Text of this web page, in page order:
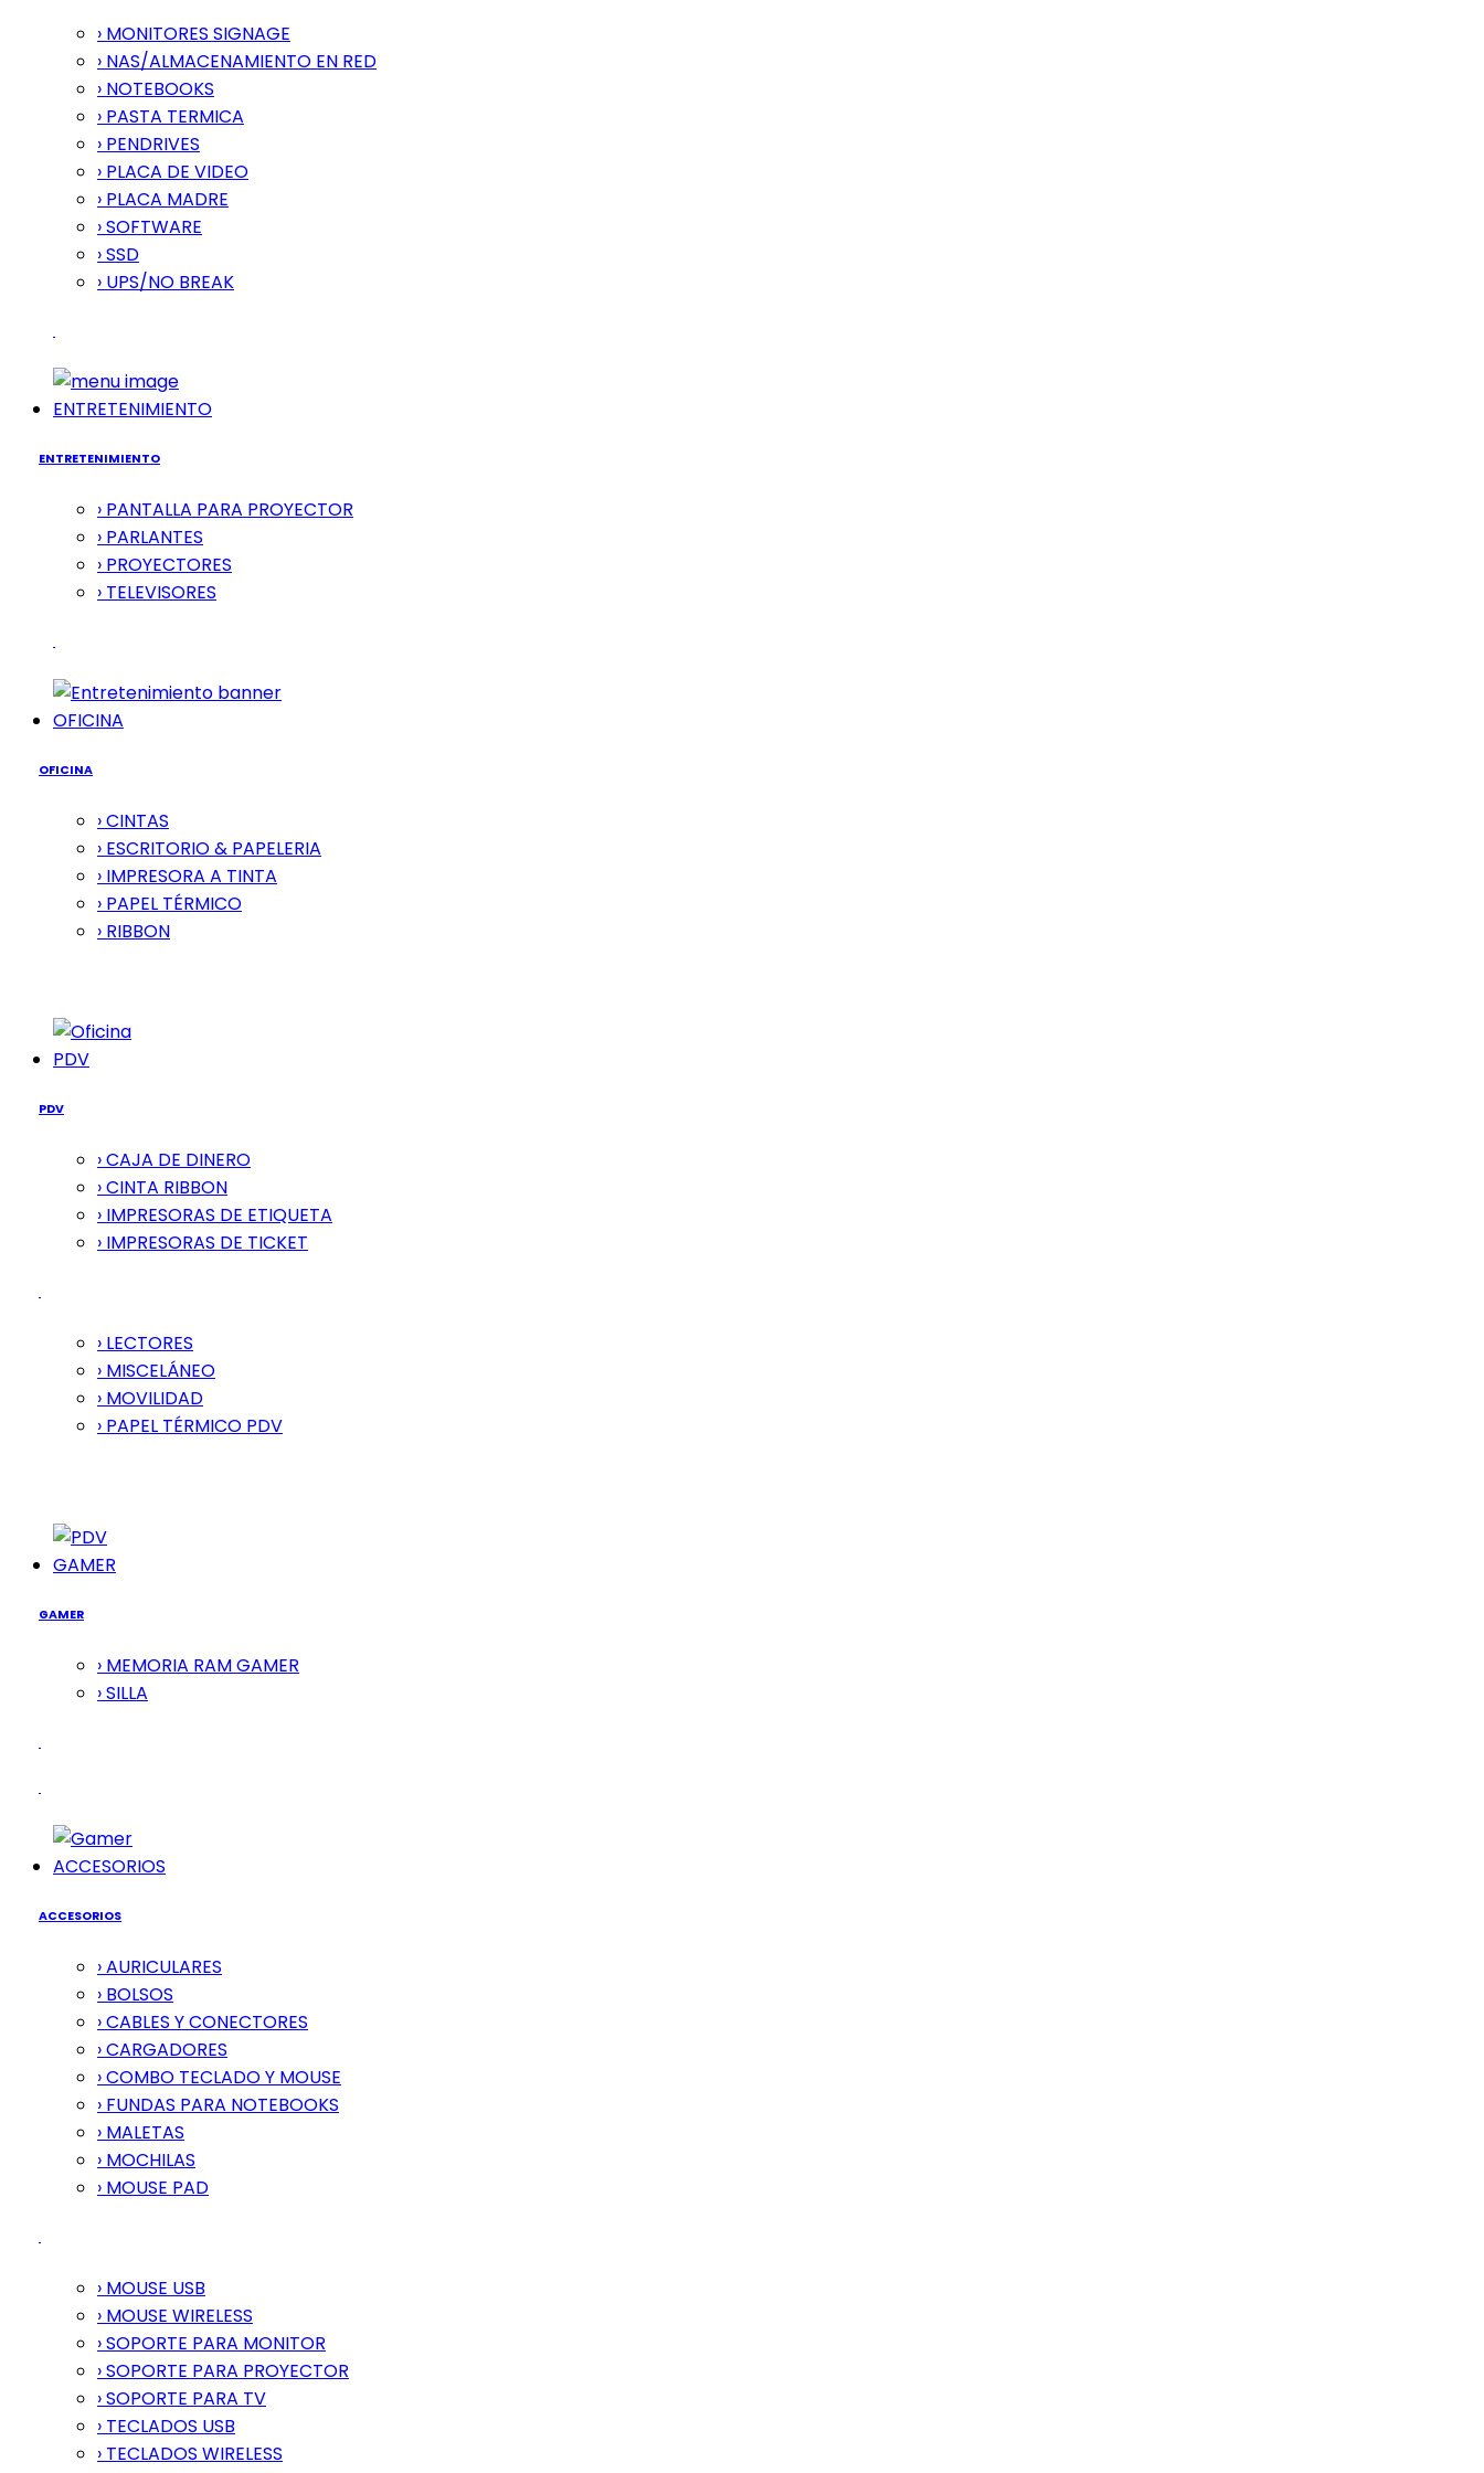
› MONITORES SIGNAGE
› NAS/ALMACENAMIENTO EN RED
› NOTEBOOKS
› PASTA TERMICA
› PENDRIVES
› PLACA DE VIDEO
› PLACA MADRE
› SOFTWARE
› SSD
› UPS/NO BREAK
ENTRETENIMIENTO
ENTRETENIMIENTO
› PANTALLA PARA PROYECTOR
› PARLANTES
› PROYECTORES
› TELEVISORES
OFICINA
OFICINA
› CINTAS
› ESCRITORIO & PAPELERIA
› IMPRESORA A TINTA
› PAPEL TÉRMICO
› RIBBON
PDV
PDV
› CAJA DE DINERO
› CINTA RIBBON
› IMPRESORAS DE ETIQUETA
› IMPRESORAS DE TICKET
› LECTORES
› MISCELÁNEO
› MOVILIDAD
› PAPEL TÉRMICO PDV
GAMER
GAMER
› MEMORIA RAM GAMER
› SILLA
ACCESORIOS
ACCESORIOS
› AURICULARES
› BOLSOS
› CABLES Y CONECTORES
› CARGADORES
› COMBO TECLADO Y MOUSE
› FUNDAS PARA NOTEBOOKS
› MALETAS
› MOCHILAS
› MOUSE PAD
› MOUSE USB
› MOUSE WIRELESS
› SOPORTE PARA MONITOR
› SOPORTE PARA PROYECTOR
› SOPORTE PARA TV
› TECLADOS USB
› TECLADOS WIRELESS